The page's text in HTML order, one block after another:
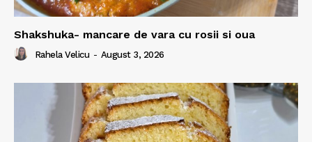
Shakshuka- mancare de vara cu rosii si oua
Rahela Velicu - August 3, 2026